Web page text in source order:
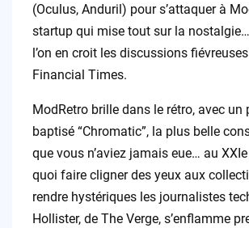
(Oculus, Anduril) pour s’attaquer à
startup qui mise tout sur la nostalgie…
l’on en croit les discussions
Financial Times.
ModRetro brille dans le rétro, avec un
baptisé “Chromatic”, la plus belle
que vous n’aviez jamais eue… au
quoi faire cligner des yeux aux
rendre hystériques les journalistes
Hollister, de The Verge, s’enflamme